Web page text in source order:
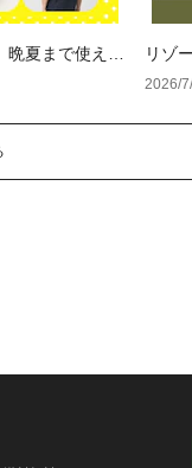
夏まで使える
リゾ
けコ
2026/